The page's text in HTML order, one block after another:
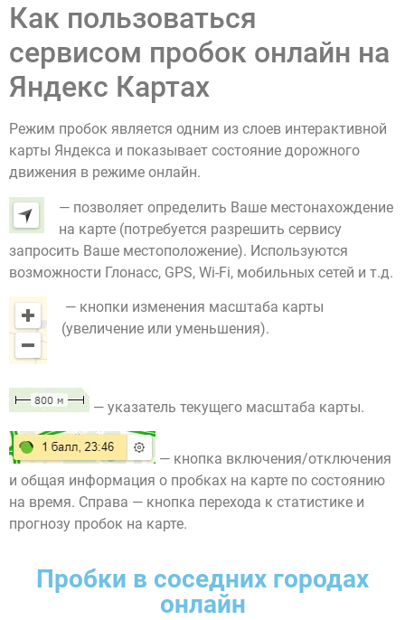
Как пользоваться
сервисом пробок онлайн на
Яндекс Картах
Режим пробок является одним из слоев интерактивной
карты Яндекса и показывает состояние дорожного
движения в режиме онлайн.
— позволяет определить Ваше местонахождение
на карте (потребуется разрешить сервису
запросить Ваше местоположение). Используются
возможности Глонасс, GPS, Wi-Fi, мобильных сетей и т.д.
— кнопки изменения масштаба карты
(увеличение или уменьшения).
— указатель текущего масштаба карты.
— кнопка включения/отключения
и общая информация о пробках на карте по состоянию
на время. Справа — кнопка перехода к статистике и
прогнозу пробок на карте.
Пробки в соседних городах
онлайн